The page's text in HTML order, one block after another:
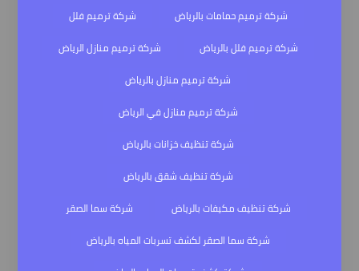
شركة ترميم حمامات بالرياض
شركة ترميم فلل
شركة ترميم فلل بالرياض
شركة ترميم منازل الرياض
شركة ترميم منازل بالرياض
شركة ترميم منازل في الرياض
شركة تنظيف خزانات بالرياض
شركة تنظيف شقق بالرياض
شركة تنظيف مكيفات بالرياض
شركة سما الصقر
شركة سما الصقر لكشف تسربات المياه بالرياض